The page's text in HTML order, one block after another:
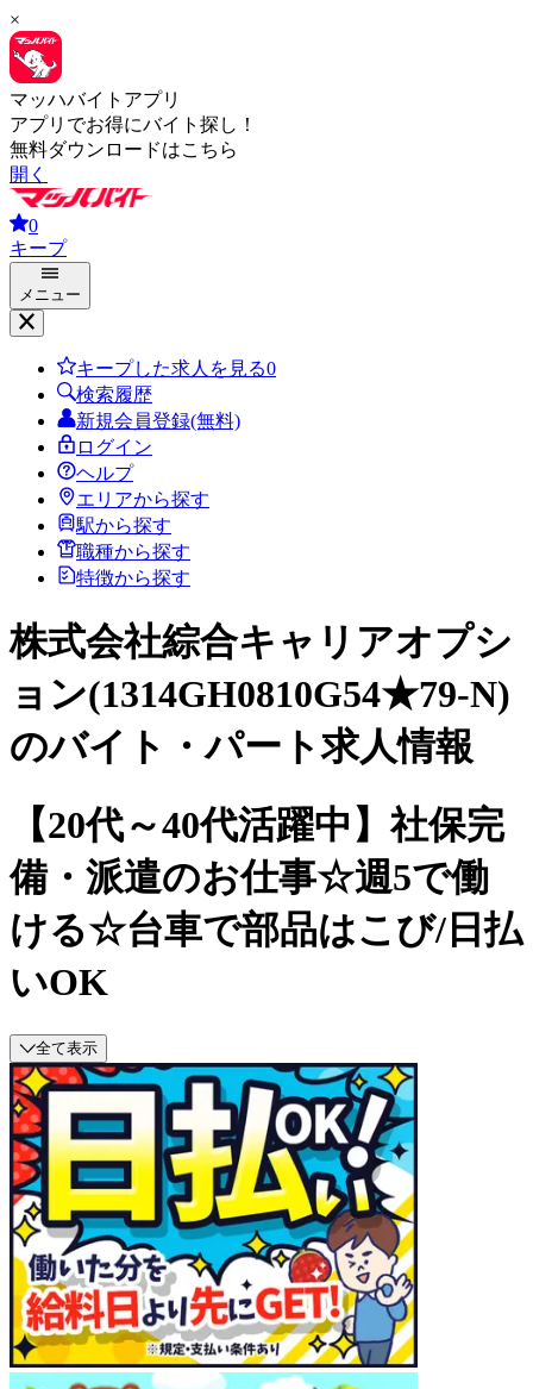
×
マッハバイトアプリ
アプリでお得にバイト探し！
無料ダウンロードはこちら
開く
0
キープ
メニュー
キープした求人を見る0
検索履歴
新規会員登録(無料)
ログイン
ヘルプ
エリアから探す
駅から探す
職種から探す
特徴から探す
株式会社綜合キャリアオプシ
ョン(1314GH0810G54★79-N)
のバイト・パート求人情報
【20代～40代活躍中】社保完
備・派遣のお仕事☆週5で働
ける☆台車で部品はこび/日払
いOK
全て表示